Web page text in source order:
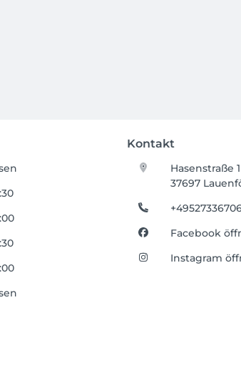
Kontakt
Hasenstraße 1
37697
Facebook
Instagram